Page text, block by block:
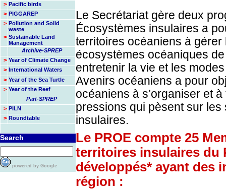
> Pacific birds
> PIGGAREP
> Pollution and Solid
waste
> Sustainable Land
Management
Archive-SPREP
> Year of Climate Change
> International Waters
> Year of the Sea Turtle
> Year of the Reef
Part-SPREP
> PILN
> Roundtable
Search
powered by Google
Le Secrétariat gère deux
Écosystèmes insulaires a
territoires océaniens à
écosystèmes océaniques
entretenir la vie et les
Avenirs océaniens a pour
océaniens à s’organiser et
pressions qui pèsent sur
insulaires.
Le PROE compte 25
territoires insulaires du
développés* ayant des
région :